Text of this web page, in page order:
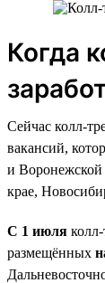
Когда
Сейчас колл-
вакансий,
и Воронежской
крае,
С 1 июля
размещённых